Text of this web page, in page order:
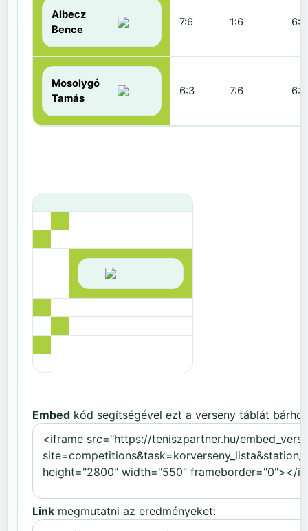
Albecz
Bence
7:6 1:6 6:3
Mosolygó
Tamás
6:3 7:6 6:1
Embed kód segítségével ezt a verseny táblát
Link megmutatni az eredményeket: